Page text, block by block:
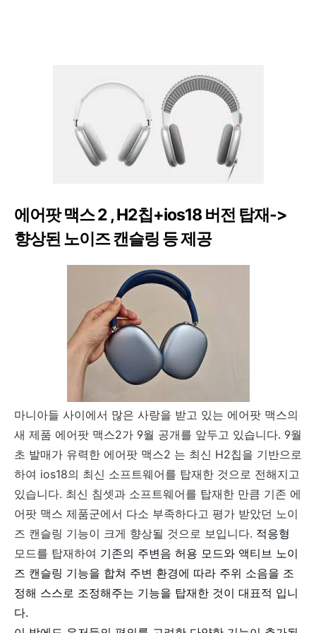
에어팟 맥스 2 , H2칩+ios18 버전 탑재->
향상된 노이즈 캔슬링 등 제공
마니아들 사이에서 많은 사랑을 받고 있는 에어팟 맥스의
새 제품 에어팟 맥스2가 9월 공개를 앞두고 있습니다. 9월
초 발매가 유력한 에어팟 맥스2 는 최신 H2칩을 기반으로
하여 ios18의 최신 소프트웨어를 탑재한 것으로 전해지고
있습니다. 최신 침셋과 소프트웨어를 탑재한 만큼 기존 에
어팟 맥스 제품군에서 다소 부족하다고 평가 받았던 노이
즈 캔슬링 기능이 크게 향상될 것으로 보입니다. 적응형
모드를 탑재하여 기존의 주변음 허용 모드와 액티브 노이
즈 캔슬링 기능을 합쳐 주변 환경에 따라 주위 소음을 조
정해 스스로 조정해주는 기능을 탑재한 것이 대표적 입니
다.